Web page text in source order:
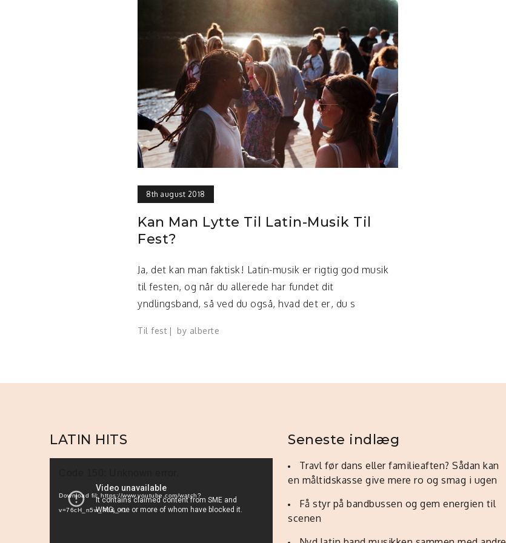
8th august 2018
Kan Man Lytte Til Latin-Musik Til
Fest?
Ja, det kan man faktisk! Latin-musik er rigtig god musik
til festen, og når du allerede har fundet dit
yndlingsband, så ved du også, hvad det er, du s
Til fest by alberte
LATIN HITS
Download fil: https://www.youtube.com/watch?
v=76cH_n5w_P8&_=1
Seneste indlæg
Travl før dans eller familieaften? Sådan kan
en måltidskasse give mere ro og smag i ugen
Få styr på bandbussen og gem energien til
scenen